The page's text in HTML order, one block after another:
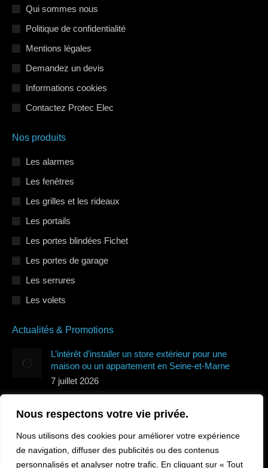
Nous respectons votre vie privée.
Nous utilisons des cookies pour améliorer votre expérience
de navigation, diffuser des publicités ou des contenus
personnalisés et analyser notre trafic. En cliquant sur « Tout
s'ouvre
nouvelle
fenêtre
s'ouvre
nouvelle
fenêtre
s'ouvre
nouvelle
fenêtre
Qui sommes nous
Politique de confidentialité
Mentions légales
Demandez un devis
Informations cookies
Contactez Protec Elec
Nos produits
Les alarmes
Les fenêtres
Les grilles et les rideaux
Les portails
Les portes blindées Fichet
Les portes de garage
Les serrures
Les volets
Actualités & Promotions
L’intérêt d’installer un store extérieur pour une
maison ou un appartement en Seine-et-Marne
7 juillet 2026
la canicule en Île-de-France ?
Comment sécuriser sa maison en Île-de-France
pendant les vacances ?